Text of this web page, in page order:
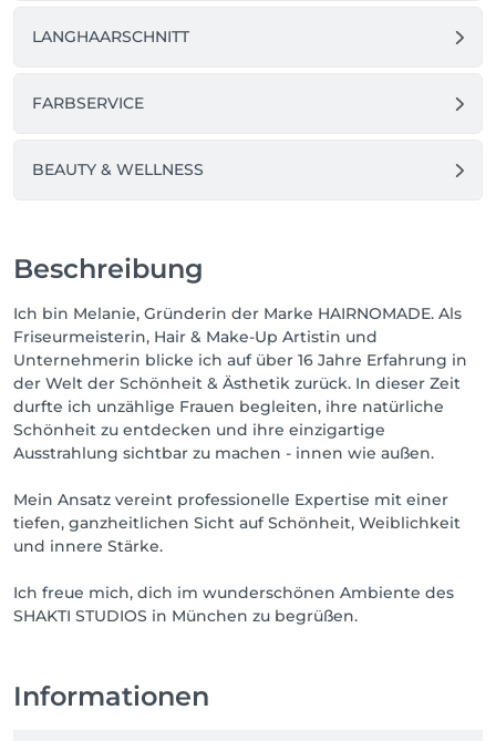
LANGHAARSCHNITT
FARBSERVICE
BEAUTY & WELLNESS
Beschreibung
Ich bin Melanie, Gründerin der Marke HAIRNOMADE. Als
Friseurmeisterin, Hair & Make-Up Artistin und
Unternehmerin blicke ich auf über 16 Jahre Erfahrung in
der Welt der Schönheit & Ästhetik zurück. In dieser Zeit
durfte ich unzählige Frauen begleiten, ihre natürliche
Schönheit zu entdecken und ihre einzigartige
Ausstrahlung sichtbar zu machen - innen wie außen.
Mein Ansatz vereint professionelle Expertise mit einer
tiefen, ganzheitlichen Sicht auf Schönheit, Weiblichkeit
und innere Stärke.
Ich freue mich, dich im wunderschönen Ambiente des
SHAKTI STUDIOS in München zu begrüßen.
Informationen